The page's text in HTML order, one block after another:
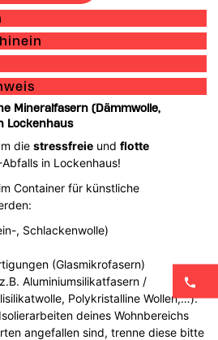
Mineralfasern (Dämmwolle,
Lockenhaus
diestressfreie undflotte
in Lockenhaus!
Container für künstliche
, Schlackenwolle)
(Glasmikrofasern)
Aluminiumsilikatfasern /
Polykristalline Wollen,…).
deines Wohnbereichs
angefallen sind, trenne diese bitte